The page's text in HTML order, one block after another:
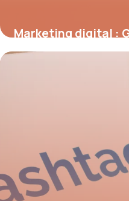
Marketing digital :
7 juillet 2026